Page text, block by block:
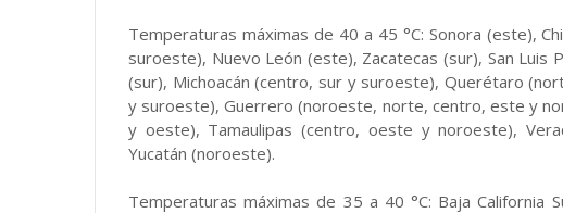
Temperaturas máximas de 40 a 45 °C: Sonora (este),
suroeste), Nuevo León (este), Zacatecas (sur), San Luis
(sur), Michoacán (centro, sur y suroeste), Querétaro
y suroeste), Guerrero (noroeste, norte, centro, este y
y oeste), Tamaulipas (centro, oeste y noroeste),
Yucatán (noroeste).
Temperaturas máximas de 35 a 40 °C: Baja California